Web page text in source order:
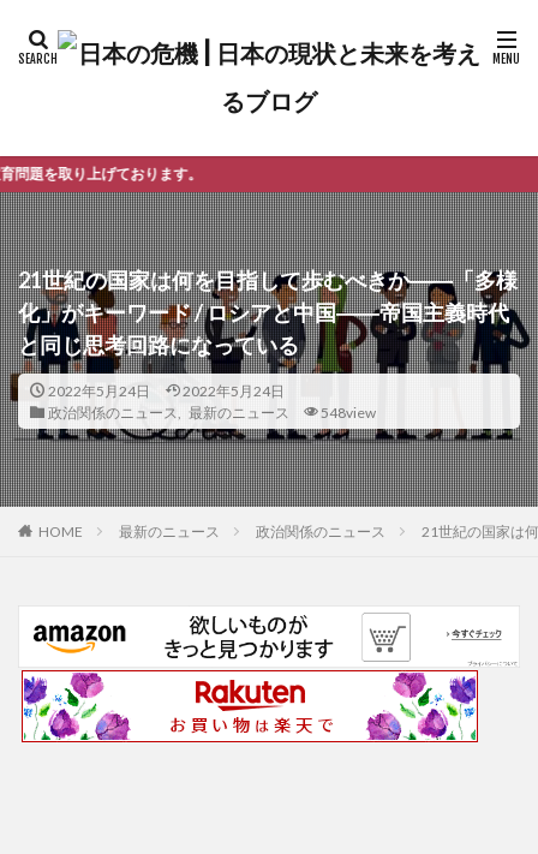
。
21世紀の国家は何を目指して歩むべきか――「多様
化」がキーワード / ロシアと中国――帝国主義時代
と同じ思考回路になっている
2022年5月24日
2022年5月24日
政治関係のニュース
最新のニュース 548view
HOME 最新のニュース 政治関係のニュース 21世紀の国家は